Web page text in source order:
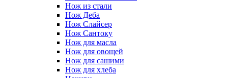
Нож из стали
Нож Деба
Нож Слайсер
Нож Сантоку
Нож для масла
Нож для овощей
Нож для сашими
Нож для хлеба